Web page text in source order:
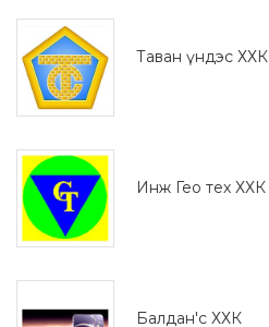
Таван үндэс ХХК
Инж Гео тех ХХК
Балдан'с ХХК